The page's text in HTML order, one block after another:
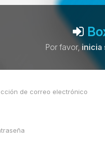
Por favor,inicia